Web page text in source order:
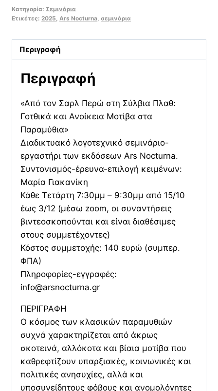
Περώ
Σύλβια
Πλαθ:
Μοτίβα
στα
Παραμύθια
ποσότητα
Κατηγορία: Σεμινάρια
Ετικέτες: 2025, Ars Nocturna, σεμινάρια
Περιγραφή
Περιγραφή
«Από τον Σαρλ Περώ στη Σύλβια Πλαθ:
Γοτθικά και Ανοίκεια Μοτίβα στα
Παραμύθια»
Διαδικτυακό λογοτεχνικό σεμινάριο-
εργαστήρι των εκδόσεων Ars Nocturna.
Συντονισμός-έρευνα-επιλογή κειμένων:
Μαρία Γιακανίκη
Κάθε Τετάρτη 7:30μμ – 9:30μμ από 15/10
έως 3/12 (μέσω zoom, οι συναντήσεις
βιντεοσκοπούνται και είναι διαθέσιμες
στους συμμετέχοντες)
Κόστος συμμετοχής: 140 ευρώ (συμπερ.
ΦΠΑ)
Πληροφορίες-εγγραφές:
info@arsnocturna.gr
ΠΕΡΙΓΡΑΦΗ
Ο κόσμος των κλασικών παραμυθιών
συχνά χαρακτηρίζεται από άκρως
σκοτεινά, αλλόκοτα και βίαια μοτίβα που
καθρεφτίζουν υπαρξιακές, κοινωνικές και
πολιτικές ανησυχίες, αλλά και
υποσυνείδητους φόβους και ανομολόγητες